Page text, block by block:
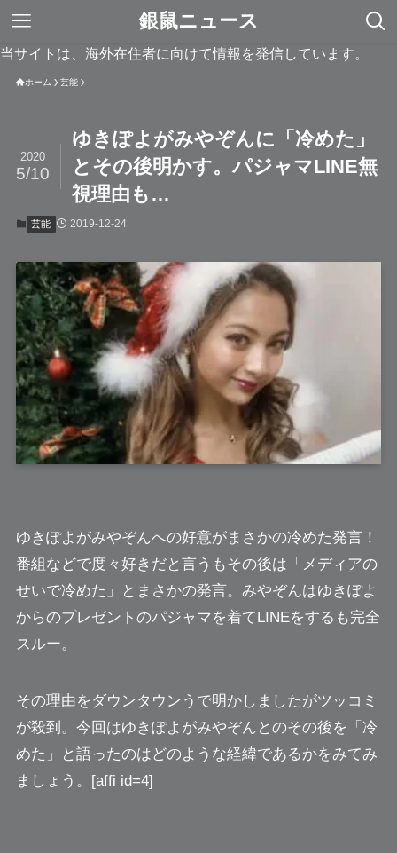
銀鼠ニュース
当サイトは、海外在住者に向けて情報を発信しています。
ホーム 芸能
ゆきぽよがみやぞんに「冷めた」
とその後明かす。パジャマLINE無
視理由も…
2020
5/10
芸能 2019-12-24
ゆきぽよがみやぞんへの好意がまさかの冷めた発言！
番組などで度々好きだと言うもその後は 「メディアの
せいで冷めた」
とまさかの発言。みやぞんはゆきぽよ
からのプレゼントのパジャマを着てLINEをするも完全
スルー。
その理由をダウンタウンうで明かしましたがツッコミ
が殺到。今回はゆきぽよがみやぞんとのその後を「冷
めた」と語ったのはどのような経緯であるかをみてみ
ましょう。[affi id=4]